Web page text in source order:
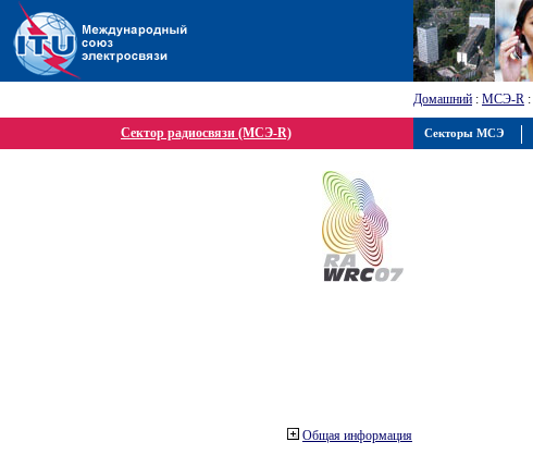
Домашний : МСЭ-R :
Сектор радиосвязи (МСЭ-R)
Общая информация
Секторы МСЭ